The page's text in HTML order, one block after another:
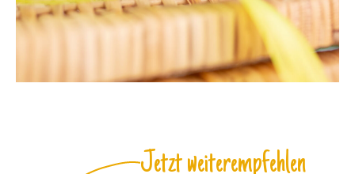
Jetzt weiterempfehlen